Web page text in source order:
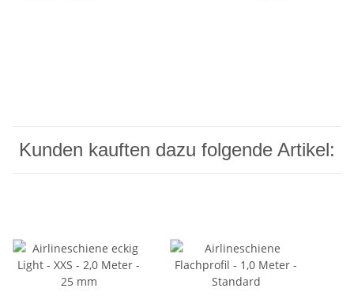
Kunden kauften dazu folgende Artikel: